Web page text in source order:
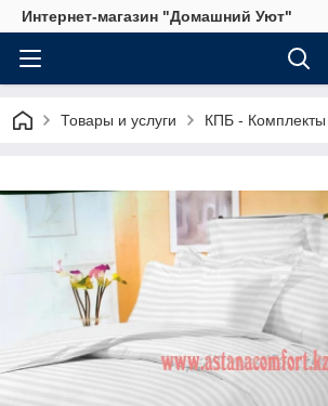
Интернет-магазин "Домашний Уют"
Товары и услуги КПБ - Комплекты